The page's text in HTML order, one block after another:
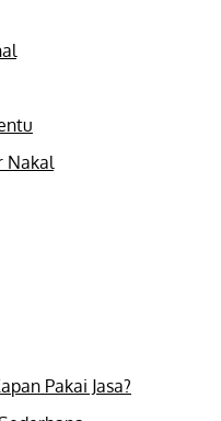
Nakal
Pakai Jasa?